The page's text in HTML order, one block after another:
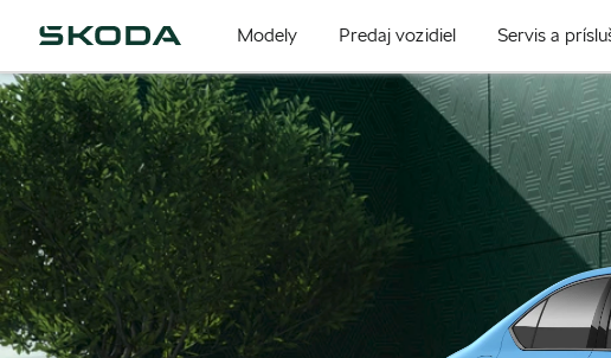
Modely Predaj vozidiel Servis a